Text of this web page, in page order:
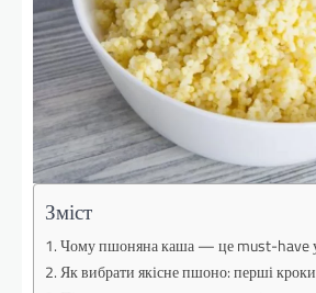
Зміст
Чому пшоняна каша — це must-have
Як вибрати якісне пшоно: перші